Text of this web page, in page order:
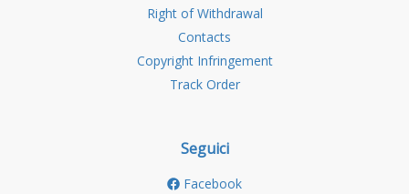
Right of Withdrawal
Contacts
Copyright Infringement
Track Order
Seguici
Facebook